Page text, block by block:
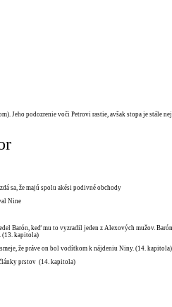
Jeho podozrenie voči Petrovi rastie, avšak stopa je stále
sa, že majú spolu akési podivné obchody
Nine
Barón, keď mu to vyzradil jeden z Alexových mužov.
(13. kapitola)
že práve on bol vodítkom k nájdeniu Niny. (14. kapitola)
prstov (14. kapitola)